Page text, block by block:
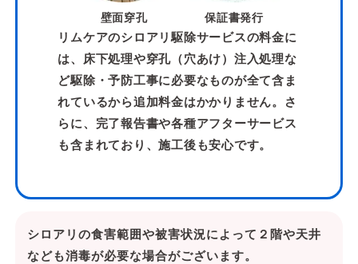
壁面穿孔 保証書発行
リムケアのシロアリ駆除サービスの料金に
は、床下処理や穿孔（穴あけ）注入処理な
ど駆除・予防工事に必要なものが全て含ま
れているから追加料金はかかりません。さ
らに、完了報告書や各種アフターサービス
も含まれており、施工後も安心です。
シロアリの食害範囲や被害状況によって２階や天井
なども消毒が必要な場合がございます。